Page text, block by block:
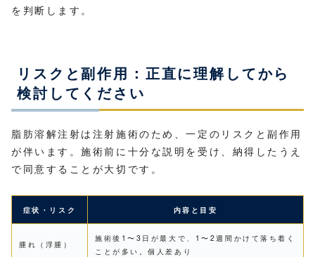
を判断します。
リスクと副作用：正直に理解してから
検討してください
脂肪溶解注射は注射施術のため、一定のリスクと副作用
が伴います。施術前に十分な説明を受け、納得したうえ
で同意することが大切です。
症状・リスク 内容と目安
腫れ（浮腫）
施術後1〜3日が最大で、1〜2週間かけて落ち着く
ことが多い。個人差あり